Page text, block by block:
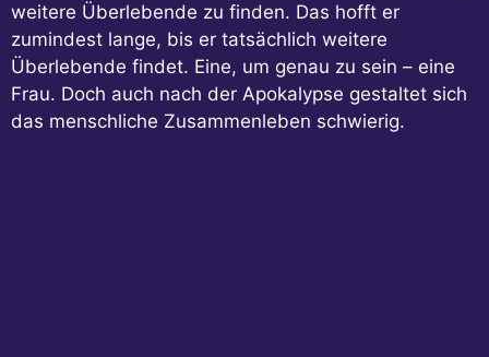
weitere Überlebende zu finden. Das hofft er
zumindest lange, bis er tatsächlich weitere
Überlebende findet. Eine, um genau zu sein – eine
Frau. Doch auch nach der Apokalypse gestaltet sich
das menschliche Zusammenleben schwierig.